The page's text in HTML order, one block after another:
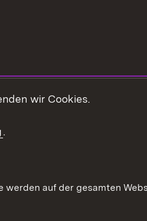
wir Cookies.
.
auf der gesamten